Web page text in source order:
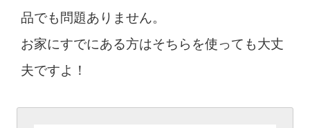
品でも問題ありません。
お家にすでにある方はそちらを使っても大丈
夫ですよ！